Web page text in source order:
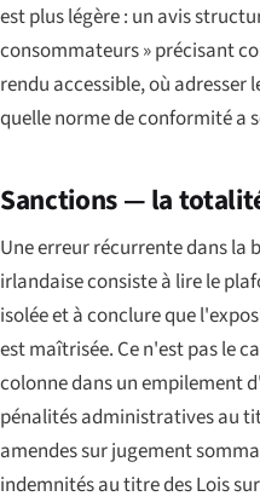
est plus légère : un avis
consommateurs » précisant
rendu accessible, où
quelle norme de conformité a
Sanctions — la
Une erreur récurrente dans
irlandaise consiste à lire le
isolée et à conclure que
est maîtrisée. Ce n'est pas le
colonne dans un empilement
pénalités administratives au
amendes sur jugement
indemnités au titre des Lois